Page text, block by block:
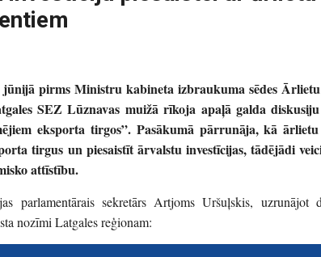
jūnijā pirms Ministru kabineta izbraukuma sēdes
SEZ Lūznavas muižā rīkoja apaļā galda
eksporta tirgos”. Pasākumā pārrunāja, kā
tirgus un piesaistīt ārvalstu investīcijas, tādējādi
attīstību.
parlamentārais sekretārs Artjoms Uršuļskis, uzrunājot
nozīmi Latgales reģionam: